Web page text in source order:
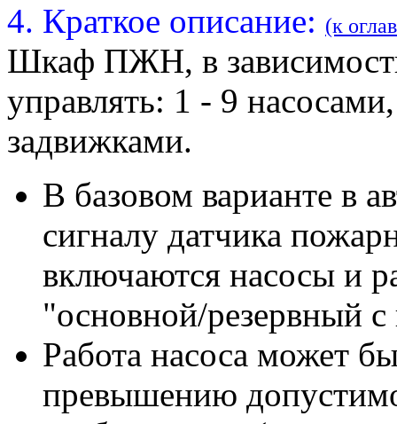
4. Краткое описание: (к
Шкаф ПЖН, в
управлять: 1 - 9
задвижками.
В базовом варианте в
сигналу датчика
включаются насосы и
"основной/резервный
Работа насоса может
превышению